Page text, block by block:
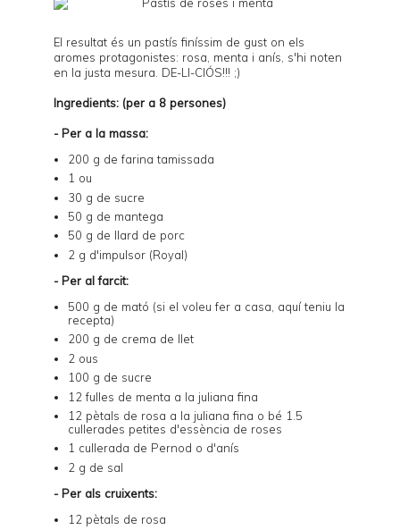
El resultat és un pastís finíssim de gust on els
aromes protagonistes: rosa, menta i anís, s'hi noten
en la justa mesura. DE-LI-CIÓS!!! ;)
Ingredients: (per a 8 persones)
- Per a la massa:
200 g de farina tamissada
1 ou
30 g de sucre
50 g de mantega
50 g de llard de porc
2 g d'impulsor (Royal)
- Per al farcit:
500 g de mató (si el voleu fer a casa, aquíteniu la
recepta)
200 g de crema de llet
2 ous
100 g de sucre
12 fulles de menta a la juliana fina
12 pètals de rosa a la juliana fina o bé 1.5
cullerades petites d'essència de roses
1 cullerada de Pernod o d'anís
2 g de sal
- Per als cruixents:
12 pètals de rosa